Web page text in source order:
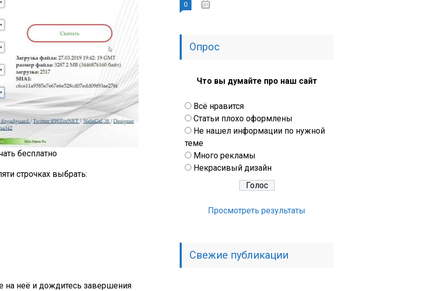
бесплатно
строчках выбрать:
на неё и дождитесь завершения
0
Опрос
Что вы думайте про наш сайт
Всё нравится
Статьи плохо оформлены
Не нашел информации по нужной
теме
Много рекламы
Некрасивый дизайн
Просмотреть результаты
Свежие публикации